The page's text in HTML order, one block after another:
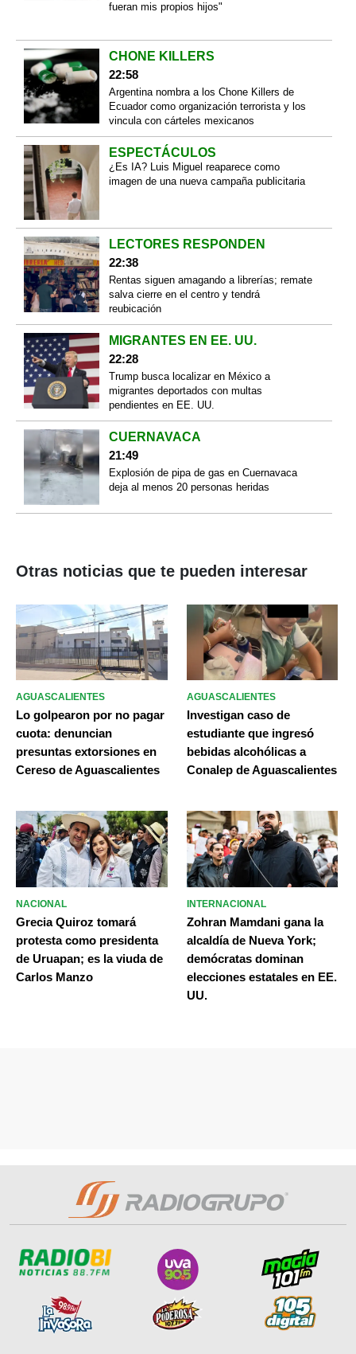
fueran mis propios hijos"
CHONE KILLERS
22:58
Argentina nombra a los Chone Killers de
Ecuador como organización terrorista y los
vincula con cárteles mexicanos
ESPECTÁCULOS
¿Es IA? Luis Miguel reaparece como
imagen de una nueva campaña publicitaria
LECTORES RESPONDEN
22:38
Rentas siguen amagando a librerías; remate
salva cierre en el centro y tendrá
reubicación
MIGRANTES EN EE. UU.
22:28
Trump busca localizar en México a
migrantes deportados con multas
pendientes en EE. UU.
CUERNAVACA
21:49
Explosión de pipa de gas en Cuernavaca
deja al menos 20 personas heridas
Otras noticias que te pueden interesar
AGUASCALIENTES
Lo golpearon por no pagar
cuota: denuncian
presuntas extorsiones en
Cereso de Aguascalientes
AGUASCALIENTES
Investigan caso de
estudiante que ingresó
bebidas alcohólicas a
Conalep de Aguascalientes
NACIONAL
Grecia Quiroz tomará
protesta como presidenta
de Uruapan; es la viuda de
Carlos Manzo
INTERNACIONAL
Zohran Mamdani gana la
alcaldía de Nueva York;
demócratas dominan
elecciones estatales en EE.
UU.